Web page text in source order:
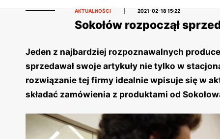
AKTUALNOŚCI 2021-02-18 15:22
Sokołów rozpoczął
Jeden z najbardziej rozpoznawalnych
sprzedawał swoje artykuły nie tylko w
rozwiązanie tej firmy idealnie wpisuje się w
składać zamówienia z produktami od